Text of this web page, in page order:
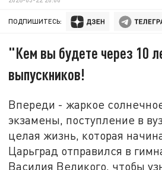
ПОДПИШИТЕСЬ:
"Кем вы будете через 10
выпускников!
Впереди - жаркое
экзамены, поступление в
целая жизнь, которая
Царьград отправился в
Василия Великого, чтобы